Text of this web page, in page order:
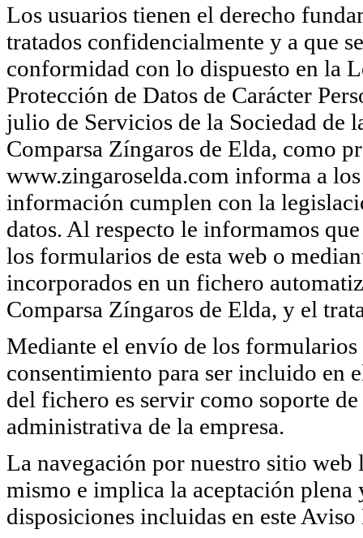
Los usuarios tienen el derecho
tratados confidencialmente y a que
conformidad con lo dispuesto en la
Protección de Datos de Carácter
julio de Servicios de la Sociedad
Comparsa Zíngaros de Elda, como
www.zingaroselda.com informa a
información cumplen con la
datos. Al respecto le informamos
los formularios de esta web o
incorporados en un fichero
Comparsa Zíngaros de Elda, y el
Mediante el envío de los formularios
consentimiento para ser incluido en
del fichero es servir como soporte
administrativa de la empresa.
La navegación por nuestro sitio
mismo e implica la aceptación plena
disposiciones incluidas en este